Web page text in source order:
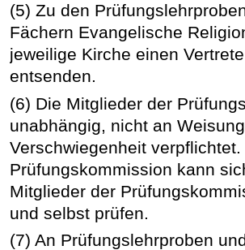
(5) Zu den
Fächern Evangelische
jeweilige Kirche einen
entsenden.
(6) Die Mitglieder der
unabhängig, nicht an
Verschwiegenheit
Prüfungskommission kann
Mitglieder der
und selbst prüfen.
(7) An Prüfungslehrproben